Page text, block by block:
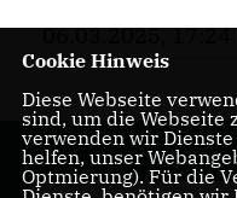
06.03.2025, 17:24
Cookie Hinweis
Diese Webseite
sind, um die Webseite
verwenden wir
helfen, unser
Optmierung). Für die